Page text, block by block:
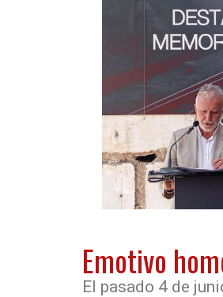
Emotivo
El pasado 4 de